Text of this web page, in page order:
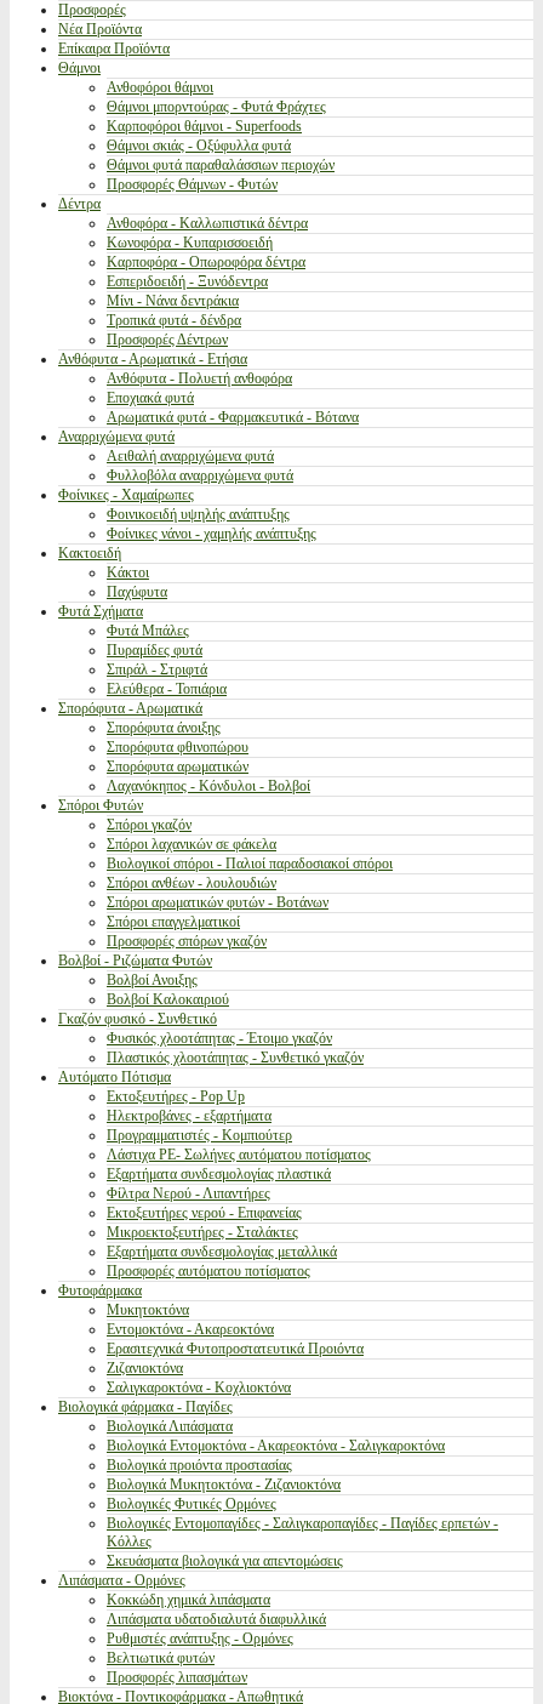
Προσφορές
Νέα Προϊόντα
Επίκαιρα Προϊόντα
Θάμνοι
Ανθοφόροι θάμνοι
Θάμνοι μπορντούρας - Φυτά Φράχτες
Καρποφόροι θάμνοι - Superfoods
Θάμνοι σκιάς - Οξύφυλλα φυτά
Θάμνοι φυτά παραθαλάσσιων περιοχών
Προσφορές Θάμνων - Φυτών
Δέντρα
Ανθοφόρα - Καλλωπιστικά δέντρα
Κωνοφόρα - Κυπαρισσοειδή
Καρποφόρα - Οπωροφόρα δέντρα
Εσπεριδοειδή - Ξυνόδεντρα
Μίνι - Νάνα δεντράκια
Τροπικά φυτά - δένδρα
Προσφορές Δέντρων
Ανθόφυτα - Αρωματικά - Ετήσια
Ανθόφυτα - Πολυετή ανθοφόρα
Εποχιακά φυτά
Αρωματικά φυτά - Φαρμακευτικά - Βότανα
Αναρριχώμενα φυτά
Αειθαλή αναρριχώμενα φυτά
Φυλλοβόλα αναρριχώμενα φυτά
Φοίνικες - Χαμαίρωπες
Φοινικοειδή υψηλής ανάπτυξης
Φοίνικες νάνοι - χαμηλής ανάπτυξης
Κακτοειδή
Κάκτοι
Παχύφυτα
Φυτά Σχήματα
Φυτά Μπάλες
Πυραμίδες φυτά
Σπιράλ - Στριφτά
Ελεύθερα - Τοπιάρια
Σπορόφυτα - Αρωματικά
Σπορόφυτα άνοιξης
Σπορόφυτα φθινοπώρου
Σπορόφυτα αρωματικών
Λαχανόκηπος - Κόνδυλοι - Βολβοί
Σπόροι Φυτών
Σπόροι γκαζόν
Σπόροι λαχανικών σε φάκελα
Βιολογικοί σπόροι - Παλιοί παραδοσιακοί σπόροι
Σπόροι ανθέων - λουλουδιών
Σπόροι αρωματικών φυτών - Βοτάνων
Σπόροι επαγγελματικοί
Προσφορές σπόρων γκαζόν
Βολβοί - Ριζώματα Φυτών
Βολβοί Ανοιξης
Βολβοί Καλοκαιριού
Γκαζόν φυσικό - Συνθετικό
Φυσικός χλοοτάπητας - Έτοιμο γκαζόν
Πλαστικός χλοοτάπητας - Συνθετικό γκαζόν
Αυτόματο Πότισμα
Εκτοξευτήρες - Pop Up
Ηλεκτροβάνες - εξαρτήματα
Προγραμματιστές - Κομπιούτερ
Λάστιχα PE- Σωλήνες αυτόματου ποτίσματος
Εξαρτήματα συνδεσμολογίας πλαστικά
Φίλτρα Νερού - Λιπαντήρες
Εκτοξευτήρες νερού - Επιφανείας
Μικροεκτοξευτήρες - Σταλάκτες
Εξαρτήματα συνδεσμολογίας μεταλλικά
Προσφορές αυτόματου ποτίσματος
Φυτοφάρμακα
Μυκητοκτόνα
Εντομοκτόνα - Ακαρεοκτόνα
Ερασιτεχνικά Φυτοπροστατευτικά Προιόντα
Ζιζανιοκτόνα
Σαλιγκαροκτόνα - Κοχλιοκτόνα
Βιολογικά φάρμακα - Παγίδες
Βιολογικά Λιπάσματα
Βιολογικά Εντομοκτόνα - Ακαρεοκτόνα - Σαλιγκαροκτόνα
Βιολογικά προιόντα προστασίας
Βιολογικά Μυκητοκτόνα - Ζιζανιοκτόνα
Βιολογικές Φυτικές Ορμόνες
Βιολογικές Εντομοπαγίδες - Σαλιγκαροπαγίδες - Παγίδες ερπετών -
Κόλλες
Σκευάσματα βιολογικά για απεντομώσεις
Λιπάσματα - Ορμόνες
Κοκκώδη χημικά λιπάσματα
Λιπάσματα υδατοδιαλυτά διαφυλλικά
Ρυθμιστές ανάπτυξης - Ορμόνες
Βελτιωτικά φυτών
Προσφορές λιπασμάτων
Βιοκτόνα - Ποντικοφάρμακα - Απωθητικά